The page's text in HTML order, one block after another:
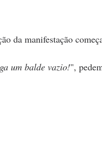
da manifestação
um balde vazio!",